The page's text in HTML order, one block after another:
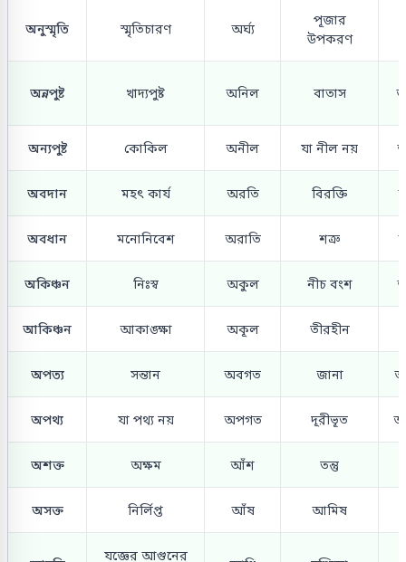
অনুস্মৃতি স্মৃতিচারণ অর্ঘ্য
পূজার
উপকরণ
অন্নপুষ্ট খাদ্যপুষ্ট অনিল বাতাস
অন্যপুষ্ট কোকিল অনীল যা নীল নয়
অবদান মহৎ কার্য অরতি বিরক্তি
অবধান মনোনিবেশ অরাতি শত্রু
অকিঞ্চন নিঃস্ব অকুল নীচ বংশ
আকিঞ্চন আকাঙ্ক্ষা অকূল তীরহীন
অপত্য সন্তান অবগত জানা
অপথ্য যা পথ্য নয় অপগত দূরীভূত
অশক্ত অক্ষম আঁশ তন্তু
অসক্ত নির্লিপ্ত আঁষ আমিষ
যজ্ঞের আগুনের